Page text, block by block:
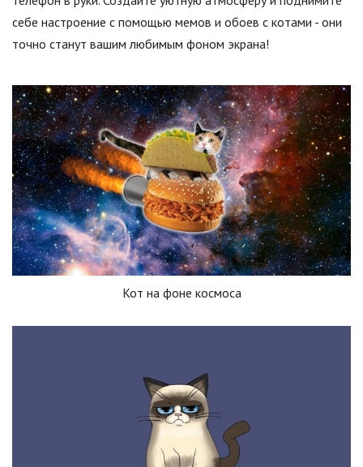
себе настроение с помощью мемов и обоев с котами - они
точно станут вашим любимым фоном экрана!
Кот на фоне космоса